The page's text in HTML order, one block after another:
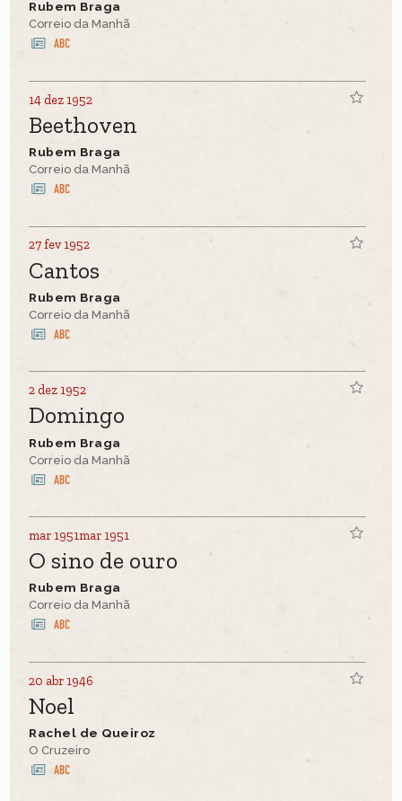
Rubem Braga
Correio da Manhã
14 dez 1952
Beethoven
Rubem Braga
Correio da Manhã
27 fev 1952
Cantos
Rubem Braga
Correio da Manhã
2 dez 1952
Domingo
Rubem Braga
Correio da Manhã
mar 1951mar 1951
O sino de ouro
Rubem Braga
Correio da Manhã
20 abr 1946
Noel
Rachel de Queiroz
O Cruzeiro